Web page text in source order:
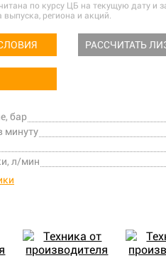
по курсу ЦБ на текущую дату и
выпуска, региона и акций.
РАССЧИТАТЬ
бар
минуту
л/мин